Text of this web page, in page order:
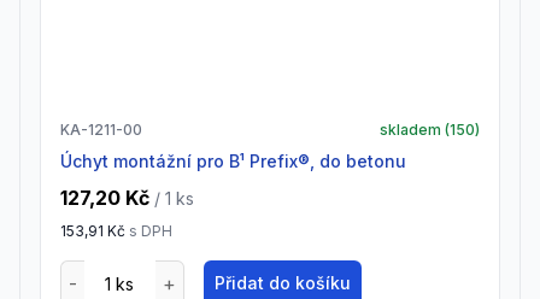
KA-1211-00 skladem (150)
Úchyt montážní pro B¹ Prefix®, do betonu
127,20 Kč / 1 ks
153,91 Kč s DPH
Přidat do košíku